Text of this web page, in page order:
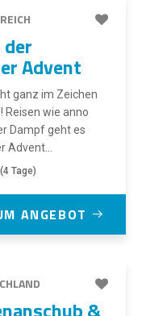
Advent
ganz im Zeichen
Reisen wie anno
Dampf geht es
Advent...
Tage)
ANGEBOT